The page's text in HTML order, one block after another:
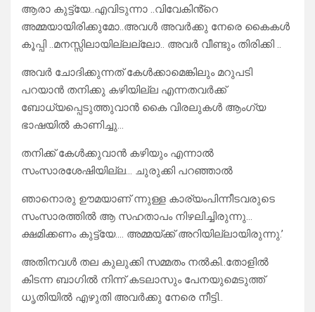
ആരാ കുട്ട്യേ..എവിടുന്നാ ..വിവേകിൻ്റെ
അമ്മയായിരിക്കുമോ..അവൾ അവർക്കു നേരെ കൈകൾ
കൂപ്പി ..മനസ്സിലായില്ലല്ലോ.. അവർ വീണ്ടും തിരിക്കി ..
അവർ ചോദിക്കുന്നത് കേൾക്കാമെങ്കിലും മറുപടി
പറയാൻ തനിക്കു കഴിയില്ല എന്നതവർക്ക്
ബോധ്യപ്പെടുത്തുവാൻ കൈ വിരലുകൾ ആംഗ്യ
ഭാഷയിൽ കാണിച്ചു…
തനിക്ക് കേൾക്കുവാൻ കഴിയും എന്നാൽ
സംസാരശേഷിയില്ല… ചുരുക്കി പറഞ്ഞാൽ
ഞാനൊരു ഊമയാണ് ന്നുള്ള കാര്യംപിന്നീടവരുടെ
സംസാരത്തിൽ ആ സഹതാപം നിഴലിച്ചിരുന്നു…
ക്ഷമിക്കണം കുട്ട്യേ…. അമ്മയ്ക്ക് അറിയില്ലായിരുന്നു.’
അതിനവൾ തല കുലുക്കി സമ്മതം നൽകി..തോളിൽ
കിടന്ന ബാഗിൽ നിന്ന് കടലാസും പേനയുമെടുത്ത്
ധൃതിയിൽ എഴുതി അവർക്കു നേരെ നീട്ടി..